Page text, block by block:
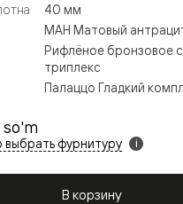
so'm
фурнитуру i
В корзину
40 мм
МАН Матовый
Рифлёное бронзовое
триплекс
Палаццо Гладкий